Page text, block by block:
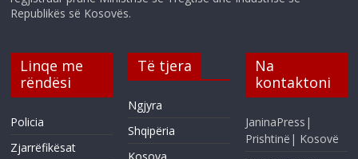
Republikës së Kosovës.
Linqe me
rëndësi
Policia
Zjarrëfikësat
Të tjera
Ngjyra
Shqipëria
Na
kontaktoni
JaninaPress|
Prishtinë| Kosovë